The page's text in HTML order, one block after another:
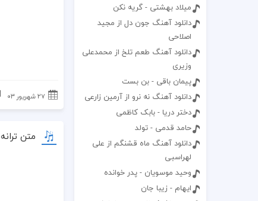
میلاد بهشتی - گریه نکن
دانلود آهنگ جون دل از مجید
اصلاحی
دانلود آهنگ طعم تلخ از محمدعلی
وزیری
پیمان باقی - بن بست
دانلود آهنگ نه نرو از آرمین زارعی
دختر دریا - بابک کاظمی
حامد قدمی - تولد
دانلود آهنگ ماه قشنگم از علی
لهراسبی
وحید موسویان - پدر خوانده
ایهام - زیبا جان
۲۷ شهریور ۰۳
متن ترانه